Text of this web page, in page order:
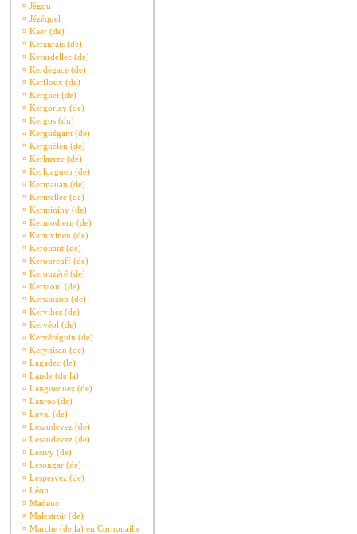
¤ Jégou
¤ Jézéquel
¤ Kaer (de)
¤ Keranrais (de)
¤ Kerardellec (de)
¤ Kerdegace (de)
¤ Kerfloux (de)
¤ Kergoet (de)
¤ Kergorlay (de)
¤ Kergos (du)
¤ Kerguégant (de)
¤ Kerguélen (de)
¤ Kerlazrec (de)
¤ Kerloaguen (de)
¤ Kermauan (de)
¤ Kermellec (de)
¤ Kerminihy (de)
¤ Kermodiern (de)
¤ Kernivinen (de)
¤ Kerouant (de)
¤ Kerourcuff (de)
¤ Kerouzéré (de)
¤ Kerraoul (de)
¤ Kersauzon (de)
¤ Kerviher (de)
¤ Kervéol (de)
¤ Kervéréguin (de)
¤ Kerynisan (de)
¤ Lagadec (le)
¤ Lande (de la)
¤ Langueouez (de)
¤ Lanros (de)
¤ Laval (de)
¤ Lesaudevez (de)
¤ Lesaudevez (de)
¤ Lesivy (de)
¤ Lesongar (de)
¤ Lespervez (de)
¤ Léon
¤ Madeuc
¤ Malestroit (de)
¤ Marche (de la) en Cornouaille